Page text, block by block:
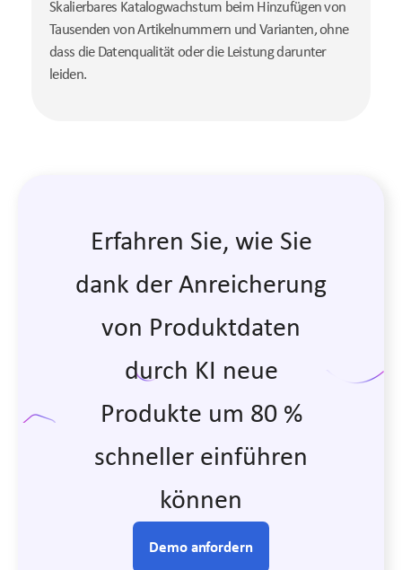
Skalierbares Katalogwachstum beim Hinzufügen von
Tausenden von Artikelnummern und Varianten, ohne
dass die Datenqualität oder die Leistung darunter
leiden.
Erfahren Sie, wie Sie
dank der Anreicherung
von Produktdaten
durch KI neue
Produkte um 80 %
schneller einführen
können
Demo anfordern